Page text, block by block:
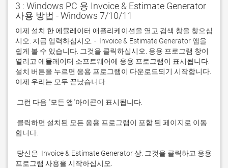
3 : Windows PC 용 Invoice & Estimate Generator
사용 방법 - Windows 7/10/11
이제 설치 한 에뮬레이터 애플리케이션을 열고 검색 창을 찾으십
시오. 지금 입력하십시오. -  Invoice & Estimate Generator 앱을
쉽게 볼 수 있습니다. 그것을 클릭하십시오. 응용 프로그램 창이
열리고 에뮬레이터 소프트웨어에 응용 프로그램이 표시됩니다.
설치 버튼을 누르면 응용 프로그램이 다운로드되기 시작합니다.
프로그램 사용을 시작하십시오.